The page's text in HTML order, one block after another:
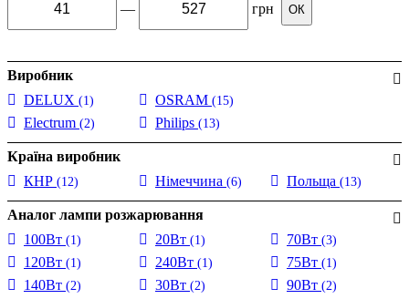
— грн ОК
Виробник
DELUX (1)
Electrum (2)
OSRAM (15)
Philips (13)
Країна виробник
КНР (12) Німеччина (6) Польща (13)
Аналог лампи розжарювання
100Вт (1)
120Вт (1)
140Вт (2)
20Вт (1)
240Вт (1)
30Вт (2)
70Вт (3)
75Вт (1)
90Вт (2)